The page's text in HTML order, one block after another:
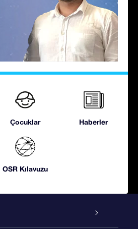
Çocuklar Haberler
OSR Kılavuzu